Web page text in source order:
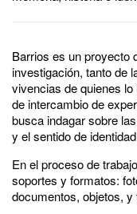
Barrios es un proyecto
investigación, tanto de
vivencias de quienes
de intercambio de
busca indagar sobre
y el sentido de
En el proceso de
soportes y formatos:
documentos, objetos,